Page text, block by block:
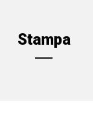
Stampa